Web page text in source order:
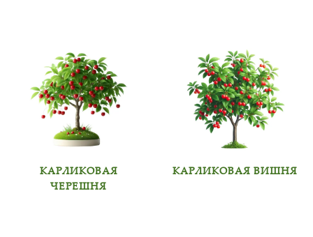
КАРЛИКОВАЯ
ЧЕРЕШНЯ
КАРЛИКОВАЯ ВИШНЯ